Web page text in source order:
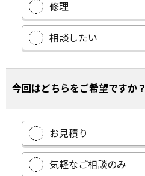
修理
相談したい
今回はどちらをご希望ですか？
お見積り
気軽なご相談のみ